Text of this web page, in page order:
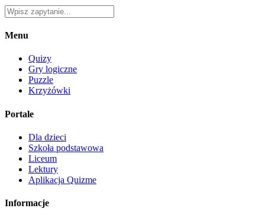
Menu
Quizy
Gry logiczne
Puzzle
Krzyżówki
Portale
Dla dzieci
Szkoła podstawowa
Liceum
Lektury
Aplikacja Quizme
Informacje